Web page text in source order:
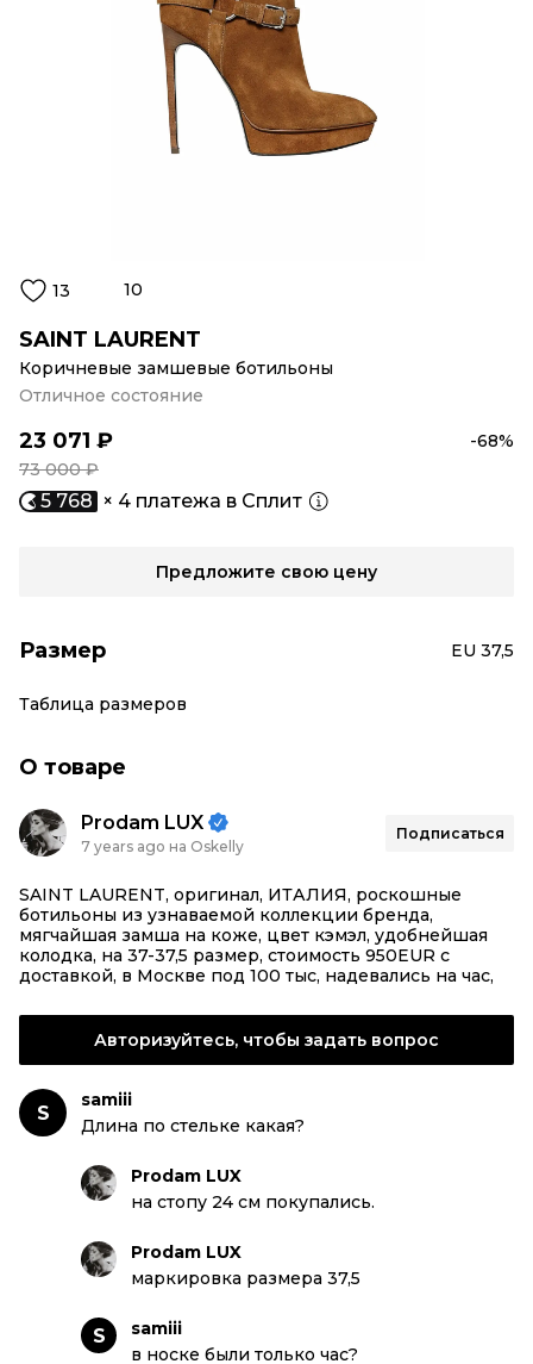
13 10
SAINT LAURENT
Коричневые замшевые ботильоны
Отличное состояние
23 071 ₽
-68%
73 000 ₽
5 768 × 4 платежа в Сплит
Предложите свою цену
Размер EU 37,5
Таблица размеров
О товаре
Prodam LUX
7 years ago на Oskelly
Подписаться
SAINT LAURENT, оригинал, ИТАЛИЯ, роскошные
ботильоны из узнаваемой коллекции бренда,
мягчайшая замша на коже, цвет кэмэл, удобнейшая
колодка, на 37-37,5 размер, стоимость 950EUR с
доставкой, в Москве под 100 тыс, надевались на час,
Авторизуйтесь, чтобы задать вопрос
S
samiii
Длина по стельке какая?
Prodam LUX
на стопу 24 см покупались.
Prodam LUX
маркировка размера 37,5
S
samiii
в носке были только час?